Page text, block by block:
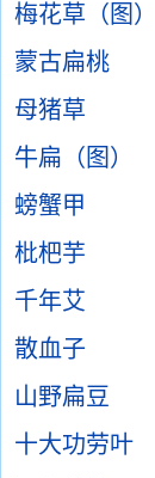
梅花草（图）
蒙古扁桃
母猪草
牛扁（图）
螃蟹甲
枇杷芋
千年艾
散血子
山野扁豆
十大功劳叶